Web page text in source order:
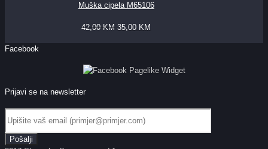
Muška cipela M65106
42,00 KM 35,00 KM
Facebook
Prijavi se na newsletter